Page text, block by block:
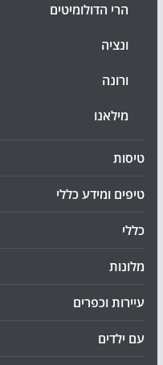
הרי הדולומיטים
ונציה
ורונה
מילאנו
טיסות
טיפים ומידע כללי
כללי
מלונות
עיירות וכפרים
עם ילדים